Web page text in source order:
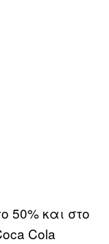
50% και στο
Cola